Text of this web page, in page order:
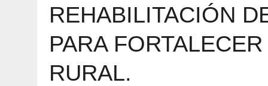
JULIO 30, 2026 | TAMAULIPAS TE INVITA A DESCUBRIR EL
REHABILITACIÓN
PARA
RURAL.